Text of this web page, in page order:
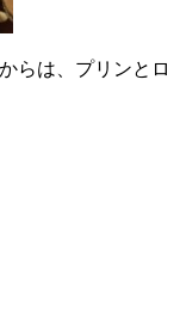
らは、プリンとロ